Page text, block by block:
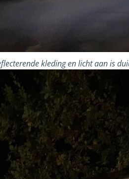
kleding en licht aan is